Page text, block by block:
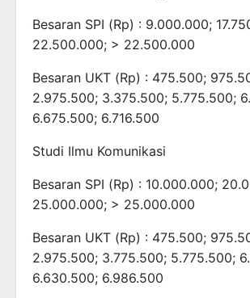
Besaran SPI (Rp) : 9.000.000;
22.500.000; > 22.500.000
Besaran UKT (Rp) : 475.500;
2.975.500; 3.375.500; 5.775.500;
6.675.500; 6.716.500
Studi Ilmu Komunikasi
Besaran SPI (Rp) : 10.000.000;
25.000.000; > 25.000.000
Besaran UKT (Rp) : 475.500;
2.975.500; 3.775.500; 5.775.500;
6.630.500; 6.986.500